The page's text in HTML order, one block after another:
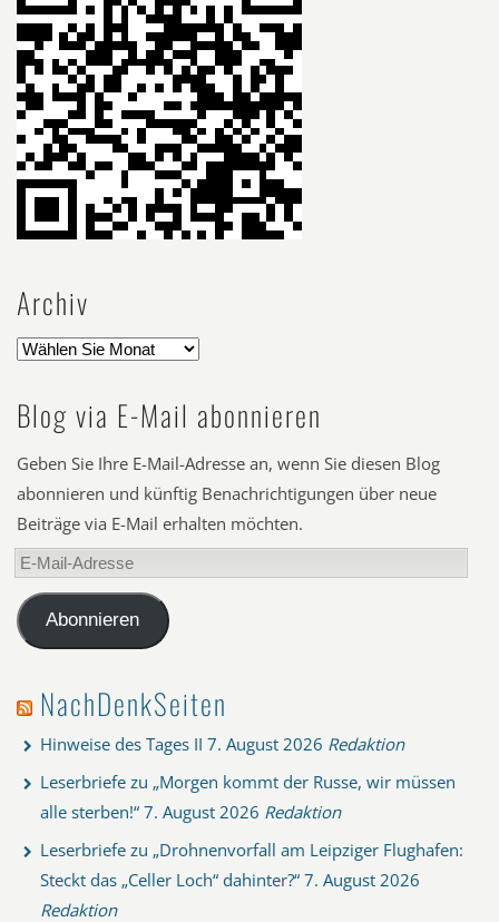
Archiv
Blog via E-Mail abonnieren
Geben Sie Ihre E-Mail-Adresse an, wenn Sie diesen Blog
abonnieren und künftig Benachrichtigungen über neue
Beiträge via E-Mail erhalten möchten.
E-
Mail-
AdresseAbonnieren
NachDenkSeiten
Hinweise des Tages II 7. August 2026 Redaktion
Leserbriefe zu „Morgen kommt der Russe, wir müssen
alle sterben!“ 7. August 2026 Redaktion
Leserbriefe zu „Drohnenvorfall am Leipziger Flughafen:
Steckt das „Celler Loch“ dahinter?“ 7. August 2026
Redaktion